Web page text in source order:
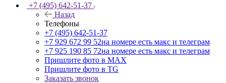
+7 (495) 642-51-37
Назад
Телефоны
+7 (495) 642-51-37
+7 929 672 99 52на номере есть макс и телеграм
+7 925 190 85 72на номере есть макс и телеграм
Пришлите фото в MAX
Пришлите фото в TG
Заказать звонок